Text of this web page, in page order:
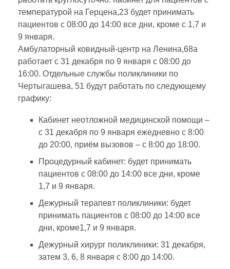
температурой на Герцена,23 будет принимать
пациентов с 08:00 до 14:00 все дни, кроме с 1,7 и
9 января.
Амбулаторный ковидный-центр на Ленина,68а
работает с 31 декабря по 9 января с 08:00 до
16:00. Отдельные службы поликлиники по
Чертыгашева, 51 будут работать по следующему
графику:
Кабинет неотложной медицинской помощи –
с 31 декабря по 9 января ежедневно с 8:00
до 20:00, приём вызовов – с 8:00 до 18:00.
Процедурный кабинет: будет принимать
пациентов с 08:00 до 14:00 все дни, кроме
1,7 и 9 января.
Дежурный терапевт поликлиники: будет
принимать пациентов с 08:00 до 14:00 все
дни, кроме1,7 и 9 января.
Дежурный хирург поликлиники: 31 декабря,
затем 3, 6, 8 января с 8:00 до 14:00.